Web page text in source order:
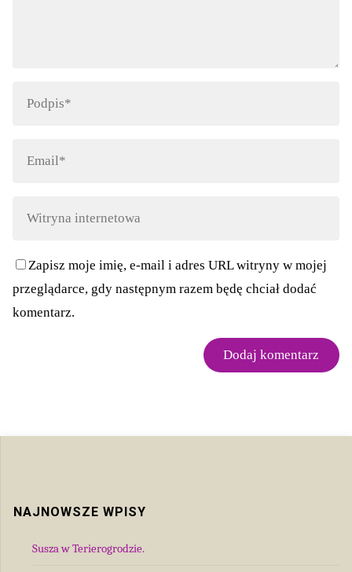
Zapisz moje imię, e-mail i adres URL witryny w mojej
przeglądarce, gdy następnym razem będę chciał dodać
komentarz.
NAJNOWSZE WPISY
Susza w Terierogrodzie.